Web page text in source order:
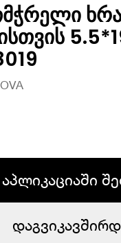
აპლიკაციაში